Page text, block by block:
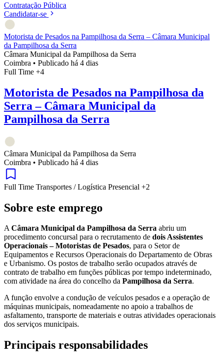
Contratação Pública
Candidatar-se
Motorista de Pesados na Pampilhosa da Serra – Câmara Municipal
da Pampilhosa da Serra
Câmara Municipal da Pampilhosa da Serra
Coimbra • Publicado há 4 dias
Full Time +4
Motorista de Pesados na Pampilhosa da
Serra – Câmara Municipal da
Pampilhosa da Serra
Câmara Municipal da Pampilhosa da Serra
Coimbra • Publicado há 4 dias
Full Time Transportes / Logística Presencial +2
Sobre este emprego
ACâmara Municipal da Pampilhosa da Serra abriu um
procedimento concursal para o recrutamento de dois Assistentes
Operacionais – Motoristas de Pesados, para o Setor de
Equipamentos e Recursos Operacionais do Departamento de Obras
e Urbanismo. Os postos de trabalho serão ocupados através de
contrato de trabalho em funções públicas por tempo indeterminado,
com atividade na área do concelho da Pampilhosa da Serra.
A função envolve a condução de veículos pesados e a operação de
máquinas municipais, nomeadamente no apoio a trabalhos de
asfaltamento, transporte de materiais e outras atividades operacionais
dos serviços municipais.
Principais responsabilidades